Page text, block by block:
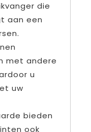
die
aan een
met andere
u
uw
bieden
ook